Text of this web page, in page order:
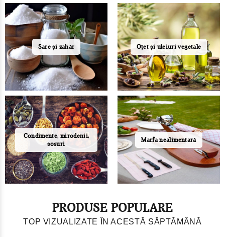
Sare și zahăr Oțet și uleiuri vegetale
Condimente, mirodenii,
sosuri
Marfa nealimentară
PRODUSE POPULARE
TOP VIZUALIZATE ÎN ACESTĂ SĂPTĂMÂNĂ